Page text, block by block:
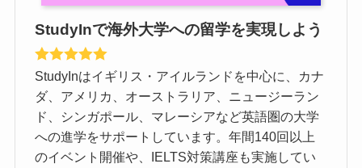
StudyInで海外大学への留学を実現しよう
StudyInはイギリス・アイルランドを中心に、カナ
ダ、アメリカ、オーストラリア、ニュージーラン
ド、シンガポール、マレーシアなど英語圏の大学
への進学をサポートしています。年間140回以上
のイベント開催や、IELTS対策講座も実施してい